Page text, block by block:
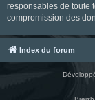
responsables de toute
compromission des
Index du forum